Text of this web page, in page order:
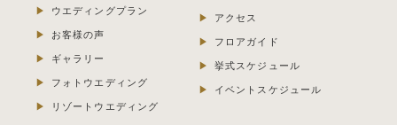
ウエディングプラン
お客様の声
ギャラリー
フォトウエディング
リゾートウエディング
アクセス
フロアガイド
挙式スケジュール
イベントスケジュール